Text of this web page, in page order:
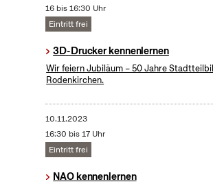
16 bis 16:30 Uhr
Eintritt frei
3D-Drucker kennenlernen
Wir feiern Jubiläum – 50 Jahre
Rodenkirchen.
10.11.2023
16:30 bis 17 Uhr
Eintritt frei
NAO kennenlernen